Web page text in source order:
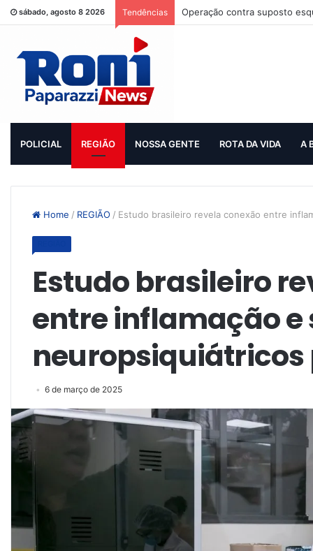
sábado, agosto 8 2026 Tendências Operação contra suposto
POLICIAL REGIÃO NOSSA GENTE ROTA DA VIDA A
Home / REGIÃO / Estudo brasileiro revela conexão entre
Estudo brasileiro
entre inflamação
6 de março de 2025